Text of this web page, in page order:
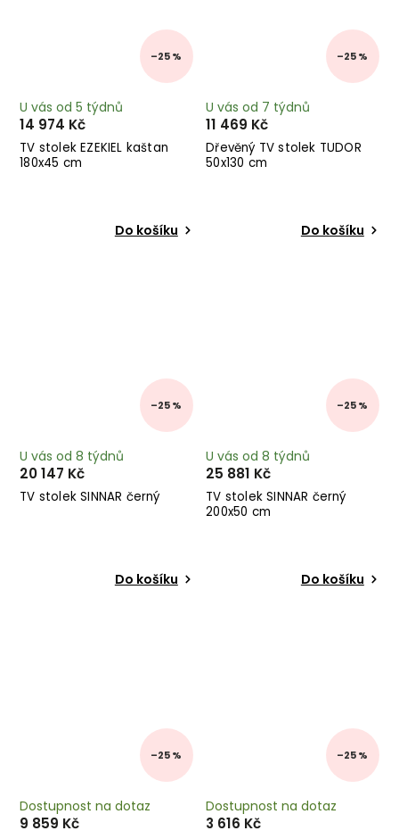
–25 %
TV stolek EZEKIEL kaštan
180x45 cm
U vás od 5 týdnů
14 974 Kč
Do košíku
–25 %
Dřevěný TV stolek TUDOR
50x130 cm
U vás od 7 týdnů
11 469 Kč
Do košíku
–25 %
TV stolek SINNAR černý
U vás od 8 týdnů
20 147 Kč
Do košíku
–25 %
TV stolek SINNAR černý
200x50 cm
U vás od 8 týdnů
25 881 Kč
Do košíku
–25 %
Dostupnost na dotaz
9 859 Kč
–25 %
Dostupnost na dotaz
3 616 Kč